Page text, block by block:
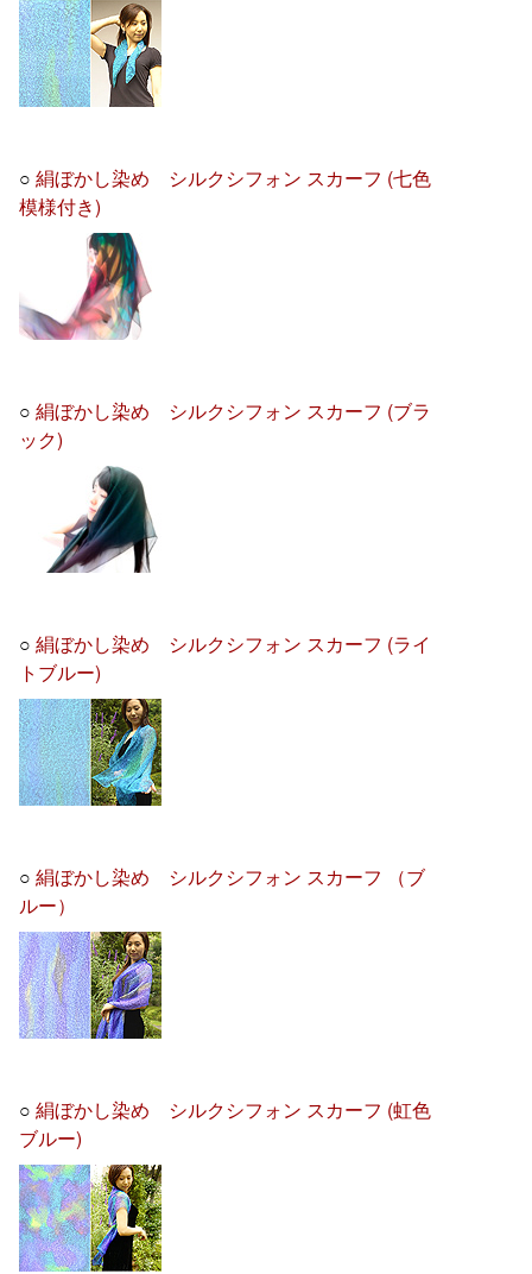
○絹ぼかし染め シルクシフォン スカーフ (七色
模様付き)
○絹ぼかし染め シルクシフォン スカーフ (ブラ
ック)
○絹ぼかし染め シルクシフォン スカーフ (ライ
トブルー)
○絹ぼかし染め シルクシフォン スカーフ （ブ
ルー）
○絹ぼかし染め シルクシフォン スカーフ (虹色
ブルー)